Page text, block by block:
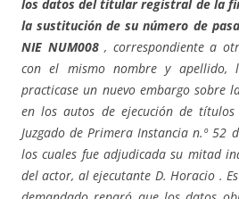
los datos del titular registral de la
la sustitución de su número de
NIE NUM008 , correspondiente a
con el mismo nombre y apellido,
practicase un nuevo embargo sobre
en los autos de ejecución de
Juzgado de Primera Instancia n.º 52
los cuales fue adjudicada su mitad
del actor, al ejecutante D. Horacio .